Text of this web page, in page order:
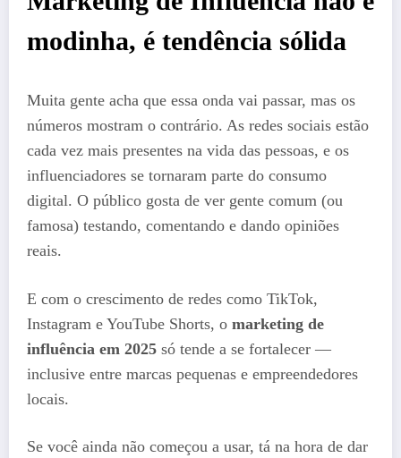
modinha, é tendência sólida
Muita gente acha que essa onda vai passar, mas os
números mostram o contrário. As redes sociais estão
cada vez mais presentes na vida das pessoas, e os
influenciadores se tornaram parte do consumo
digital. O público gosta de ver gente comum (ou
famosa) testando, comentando e dando opiniões
reais.
E com o crescimento de redes como TikTok,
Instagram e YouTube Shorts, o marketing de
influência em 2025 só tende a se fortalecer —
inclusive entre marcas pequenas e empreendedores
locais.
Se você ainda não começou a usar, tá na hora de dar